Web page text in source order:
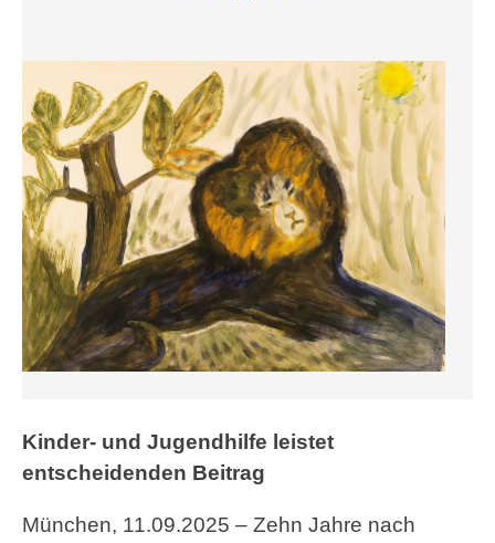
Kinder- und Jugendhilfe leistet
entscheidenden Beitrag
München, 11.09.2025 – Zehn Jahre nach